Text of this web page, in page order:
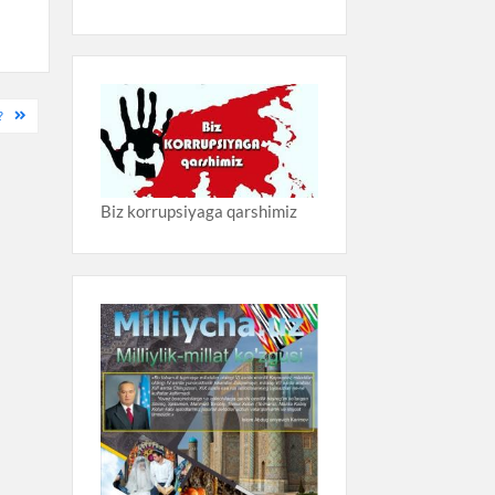
Biz korrupsiyaga qarshimiz